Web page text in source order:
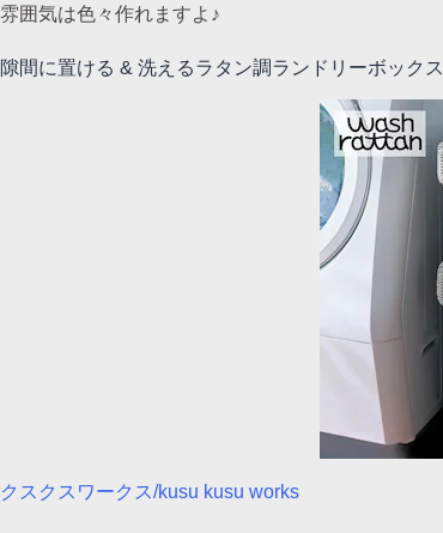
雰囲気は色々作れますよ♪
隙間に置ける & 洗えるラタン調ランドリーボックス
クスクスワークス/kusu kusu works